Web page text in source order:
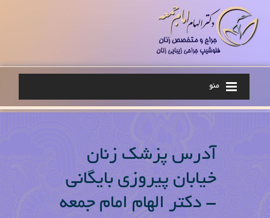
منو
آدرس پزشک زنان
خیابان پیروزی بایگانی
- دکتر الهام امام جمعه